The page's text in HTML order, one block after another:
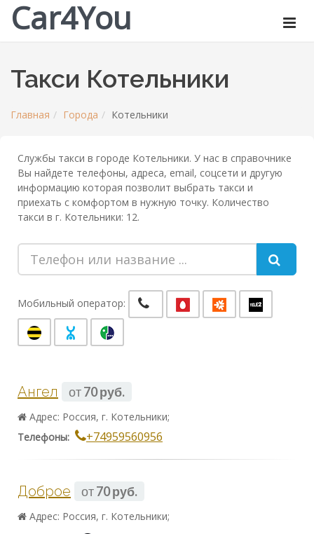
Car4You
Такси Котельники
Главная Города Котельники
Службы такси в городе Котельники. У нас в справочнике
Вы найдете телефоны, адреса, email, соцсети и другую
информацию которая позволит выбрать такси и
приехать с комфортом в нужную точку. Количество
такси в г. Котельники: 12.
Мобильный оператор:
Ангел от70 руб.
Адрес: Россия, г. Котельники;
Телефоны:
+74959560956
Доброе от70 руб.
Адрес: Россия, г. Котельники;